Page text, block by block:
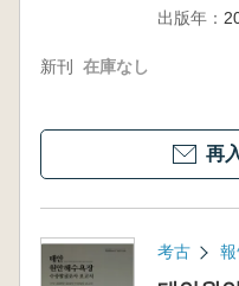
出版年：
新刊 在庫なし
再
考古 報